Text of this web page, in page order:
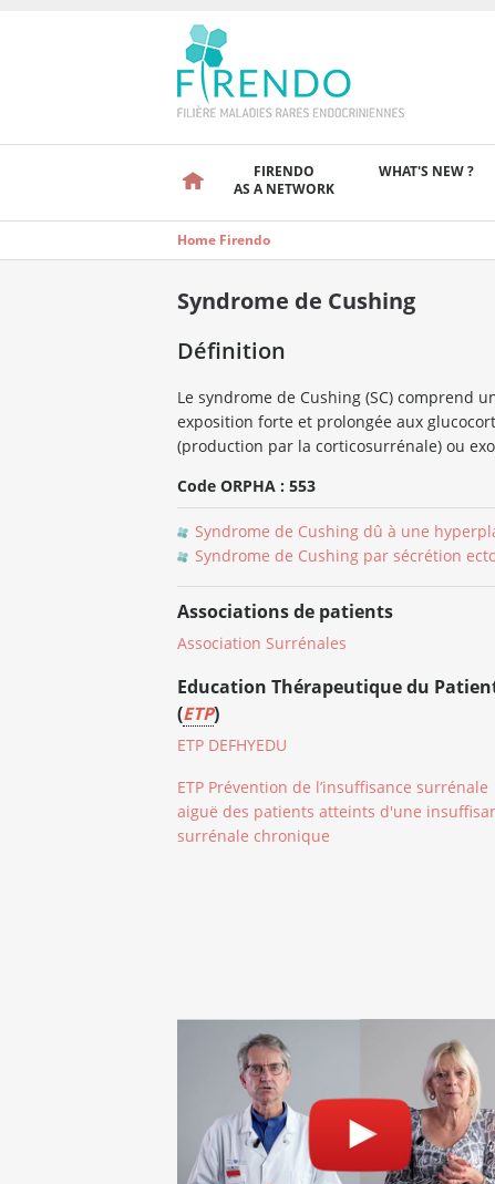
FIRENDO
AS A NETWORK
WHAT'S NEW ?
Home Firendo
Syndrome de Cushing
Définition
Le syndrome de Cushing (SC) comprend
exposition forte et prolongée aux
(production par la corticosurrénale) ou
Code ORPHA : 553
Syndrome de Cushing dû à une
Syndrome de Cushing par sécrétion
Associations de patients
Association Surrénales
Education Thérapeutique du
(ETP)
ETP DEFHYEDU
ETP Prévention de l’insuffisance surrénale
aiguë des patients atteints d'une
surrénale chronique